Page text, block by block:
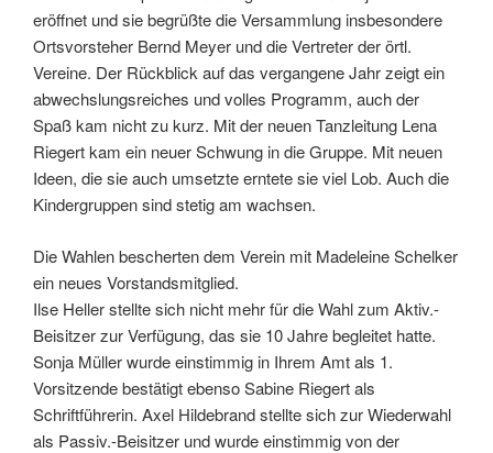
eröffnet und sie begrüßte die Versammlung insbesondere
Ortsvorsteher Bernd Meyer und die Vertreter der örtl.
Vereine. Der Rückblick auf das vergangene Jahr zeigt ein
abwechslungsreiches und volles Programm, auch der
Spaß kam nicht zu kurz. Mit der neuen Tanzleitung Lena
Riegert kam ein neuer Schwung in die Gruppe. Mit neuen
Ideen, die sie auch umsetzte erntete sie viel Lob. Auch die
Kindergruppen sind stetig am wachsen.
Die Wahlen bescherten dem Verein mit Madeleine Schelker
ein neues Vorstandsmitglied.
Ilse Heller stellte sich nicht mehr für die Wahl zum Aktiv.-
Beisitzer zur Verfügung, das sie 10 Jahre begleitet hatte.
Sonja Müller wurde einstimmig in Ihrem Amt als 1.
Vorsitzende bestätigt ebenso Sabine Riegert als
Schriftführerin. Axel Hildebrand stellte sich zur Wiederwahl
als Passiv.-Beisitzer und wurde einstimmig von der